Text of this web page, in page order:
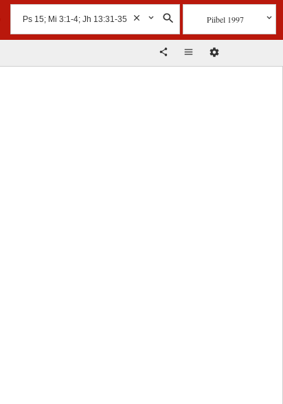
Piibel 1997